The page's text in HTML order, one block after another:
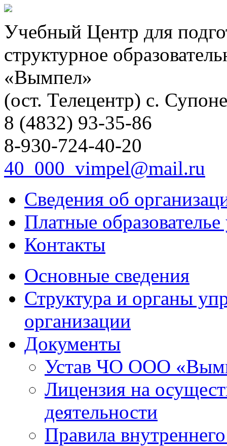
Учебный Центр для
структурное
«Вымпел»
(ост. Телецентр) с.
8 (4832) 93-35-86
8-930-724-40-20
40_000_vimpel@mail.ru
Сведения об
Платные образователье
Контакты
Основные сведения
Структура и органы
организации
Документы
Устав ЧО ООО
Лицензия на
деятельности
Правила